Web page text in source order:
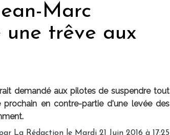
Marc
une trêve aux
demandé aux pilotes de suspendre tout
en contre-partie d'une levée des
La Rédaction le Mardi 21 Juin 2016 à 17:25